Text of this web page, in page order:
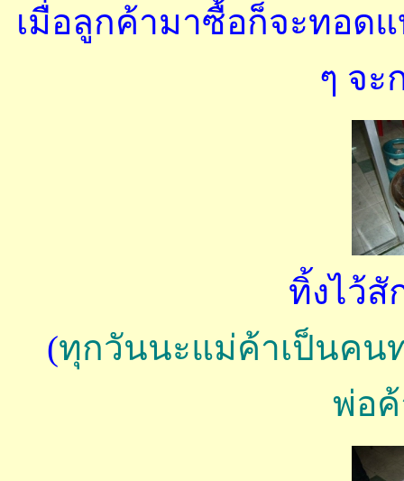
เมื่อลูกค้ามาซื้อก็จะทอด
ๆ จะ
ทิ้งไว้
(ทุกวันนะแม่ค้าเป็นคน
พ่อค้